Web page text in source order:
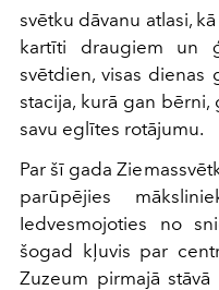
svētku dāvanu atlasi,
kartīti draugiem un
svētdien, visas dienas
stacija, kurā gan
savu eglītes rotājumu.
Par šī gada
parūpējies
Iedvesmojoties no
šogad kļuvis par
Zuzeum pirmajā